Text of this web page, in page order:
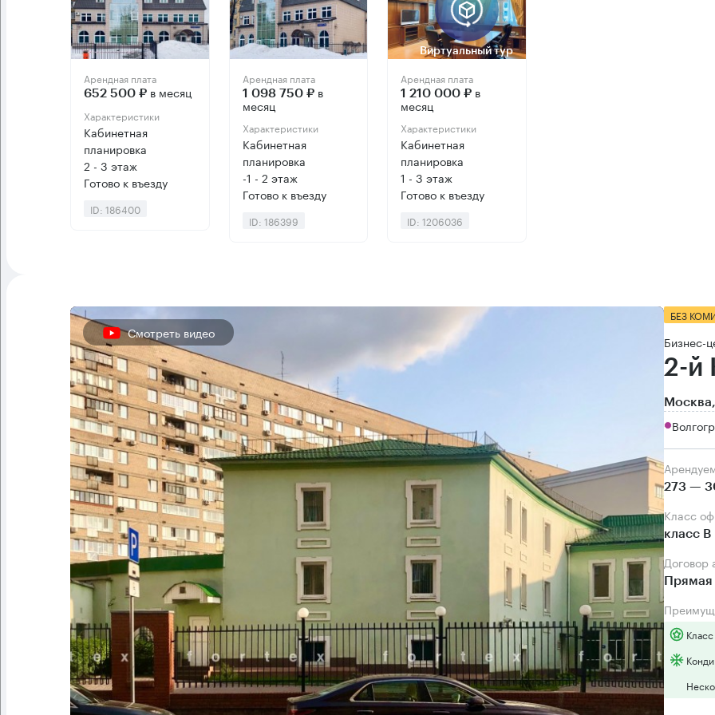
Арендная плата
652 500 ₽ в месяц
Характеристики
Кабинетная
планировка
2 - 3 этаж
Готово к въезду
ID: 186400
Арендная плата
1 098 750 ₽в
месяц
Характеристики
Кабинетная
планировка
-1 - 2 этаж
Готово к въезду
ID: 186399
Виртуальный тур
Арендная плата
1 210 000 ₽ в
месяц
Характеристики
Кабинетная
планировка
1 - 3 этаж
Готово к въезду
ID: 1206036
Смотреть видео
БЕЗ
Бизнес-
2-й
273 —
Класс
класс B
Прямая